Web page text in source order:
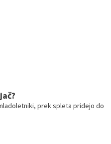
prek spleta pridejo do